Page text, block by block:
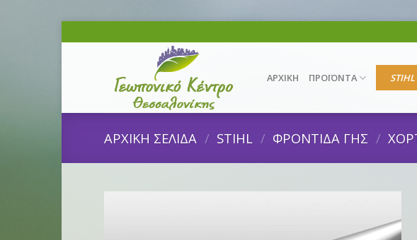
to
ΑΡΧΙΚΗ ΠΡΟΪΟΝΤΑ STIHL
ΑΡΧΙΚΗ ΣΕΛΙΔΑ / STIHL / ΦΡΟΝΤΙΔΑ ΓΗΣ /